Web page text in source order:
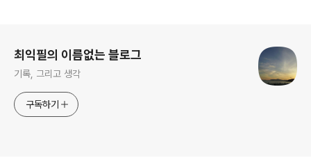
최익필의 이름없는 블로그
기록, 그리고 생각
구독하기